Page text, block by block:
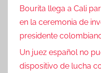
Bourita llega a Cali
en la ceremonia de
presidente
Un juez español no
dispositivo de lucha